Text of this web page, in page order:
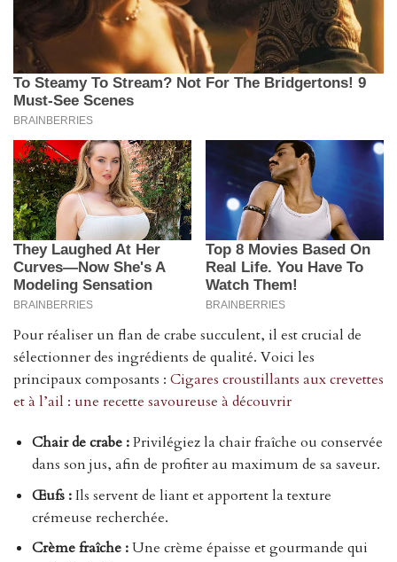
Pour réaliser un flan de crabe succulent, il est crucial de
sélectionner des ingrédients de qualité. Voici les
principaux composants : Cigares croustillants aux crevettes
et à l’ail : une recette savoureuse à découvrir
Chair de crabe :Privilégiez la chair fraîche ou conservée
dans son jus, afin de profiter au maximum de sa saveur.
Œufs :Ils servent de liant et apportent la texture
crémeuse recherchée.
Crème fraîche :Une crème épaisse et gourmande qui